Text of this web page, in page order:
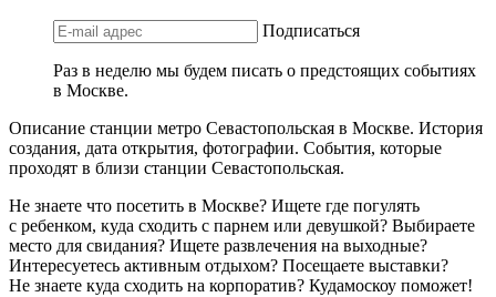
Подписаться
Раз в неделю мы будем писать о предстоящих событиях
в Москве.
Описание станции метро Севастопольская в Москве. История
создания, дата открытия, фотографии. События, которые
проходят в близи станции Севастопольская.
Не знаете что посетить в Москве? Ищете где погулять
с ребенком, куда сходить с парнем или девушкой? Выбираете
место для свидания? Ищете развлечения на выходные?
Интересуетесь активным отдыхом? Посещаете выставки?
Не знаете куда сходить на корпоратив? Кудамоскоу поможет!